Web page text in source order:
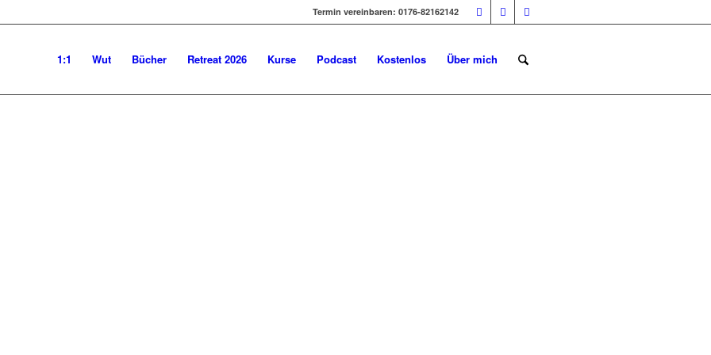
Termin vereinbaren: 0176-82162142
1:1 Wut Bücher Retreat 2026 Kurse Podcast Kostenlos Über mich
MACHTGESCHICHTEN